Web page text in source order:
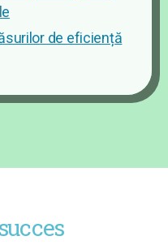
de eficiență